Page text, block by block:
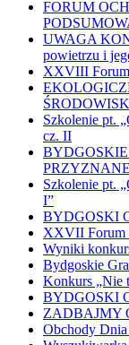
FORUM
UWAGA
powietrzu i
XXVIII
Szkolenie pt.
cz. II
Szkolenie pt.
I”
BYDGOSKI
XXVII Forum
Wyniki
Bydgoskie
Konkurs „Nie
BYDGOSKI
ZADBAJMY
Obchody